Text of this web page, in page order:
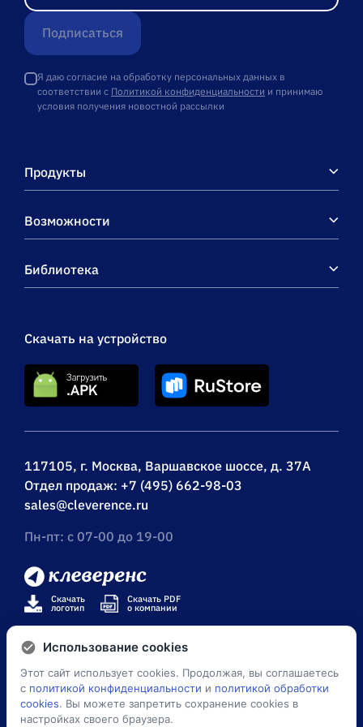
работы с
маркированным
товаром: АЛКОГОЛЬ,
товаром по
Использование cookies
Этот сайт использует cookies. Продолжая, вы соглашаетесь
с политикой конфиденциальности и политикой обработки
cookies. Вы можете запретить сохранение cookies в
настройках своего браузера.
Подписаться
Я даю согласие на обработку персональных данных в
соответствии с Политикой конфиденциальности и принимаю
условия получения новостной рассылки
117105, г. Москва, Варшавское шоссе, д. 37А
Отдел продаж: +7 (495) 662-98-03
sales@cleverence.ru
Пн-пт: с 07-00 до 19-00
Скачать на устройство
Скачать
логотип
Скачать PDF
о компании
Продукты
Возможности
Библиотека
© Клеверенс 2026
Политика конфиденциальности